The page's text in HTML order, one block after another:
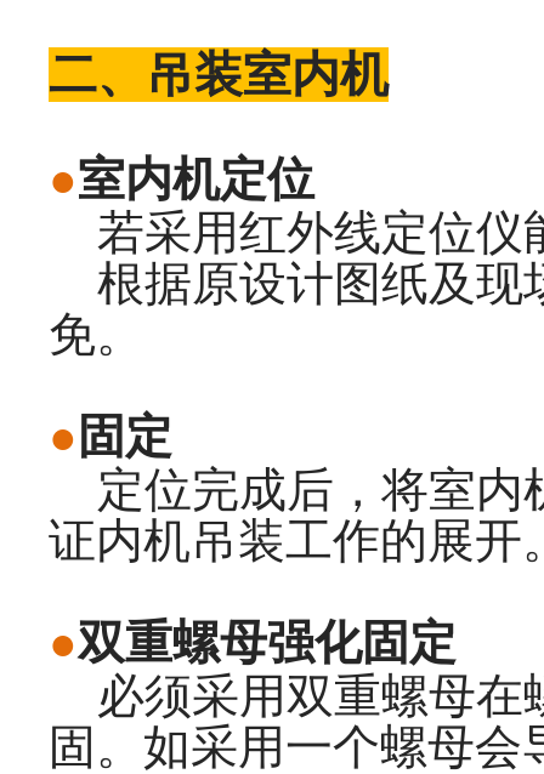
二、吊装室内机
●室内机定位
若采用红外线定位仪
根据原设计图纸及现
免。
● 固定
定位完成后，将室内
证内机吊装工作的展开
●双重螺母强化固定
必须采用双重螺母在
固。如采用一个螺母